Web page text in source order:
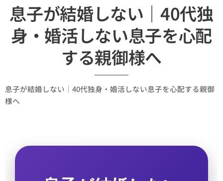
息子が結婚しない｜40代独
身・婚活しない息子を心配
する親御様へ
息子が結婚しない｜40代独身・婚活しない息子を心配する親御
様へ